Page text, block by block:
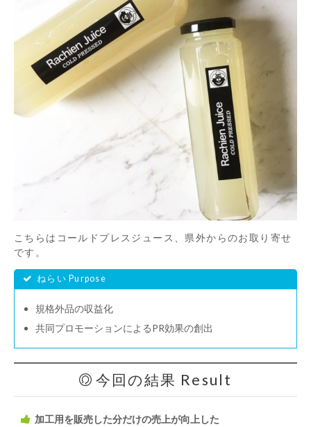
こちらはコールドプレスジュース、県外からのお取り寄せ
です。
ねらい Purpose
規格外品の収益化
共同プロモーションによるPR効果の創出
今回の結果 Result
加工用を販売した分だけの売上が向上した